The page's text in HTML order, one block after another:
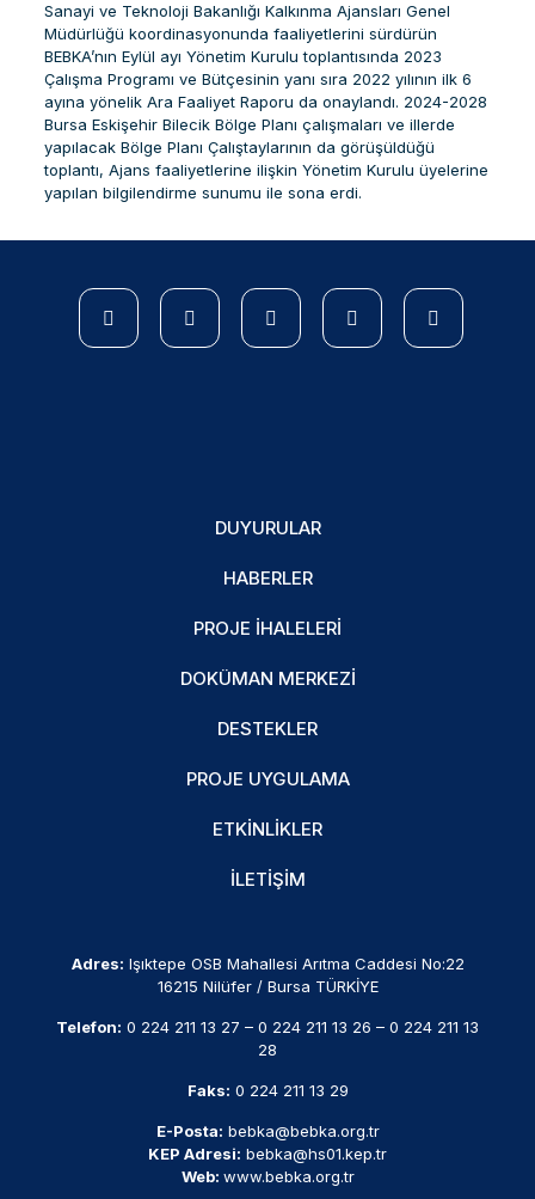
Sanayi ve Teknoloji Bakanlığı Kalkınma Ajansları Genel
Müdürlüğü koordinasyonunda faaliyetlerini sürdürün
BEBKA’nın Eylül ayı Yönetim Kurulu toplantısında 2023
Çalışma Programı ve Bütçesinin yanı sıra 2022 yılının ilk 6
ayına yönelik Ara Faaliyet Raporu da onaylandı. 2024-2028
Bursa Eskişehir Bilecik Bölge Planı çalışmaları ve illerde
yapılacak Bölge Planı Çalıştaylarının da görüşüldüğü
toplantı, Ajans faaliyetlerine ilişkin Yönetim Kurulu üyelerine
yapılan bilgilendirme sunumu ile sona erdi.
DUYURULAR
HABERLER
PROJE İHALELERI
DOKÜMAN MERKEZI
DESTEKLER
PROJE UYGULAMA
ETKINLIKLER
İLETIŞIM
Adres: Işıktepe OSB Mahallesi Arıtma Caddesi No:22
16215 Nilüfer / Bursa TÜRKİYE
Telefon: 0 224 211 13 27 – 0 224 211 13 26 – 0 224 211 13
28
Faks: 0 224 211 13 29
E-Posta: bebka@bebka.org.tr
KEP Adresi: bebka@hs01.kep.tr
Web: www.bebka.org.tr